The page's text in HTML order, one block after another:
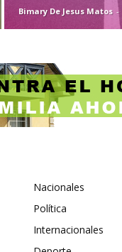
Bimary De Jesus Matos -
Nacionales
Política
Internacionales